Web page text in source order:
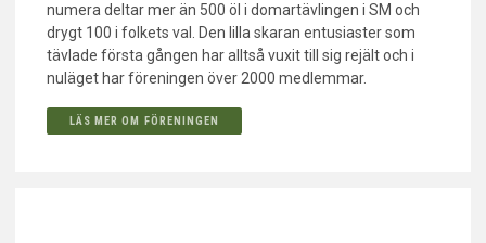
numera deltar mer än 500 öl i domartävlingen i SM och
drygt 100 i folkets val. Den lilla skaran entusiaster som
tävlade första gången har alltså vuxit till sig rejält och i
nuläget har föreningen över 2000 medlemmar.
LÄS MER OM FÖRENINGEN